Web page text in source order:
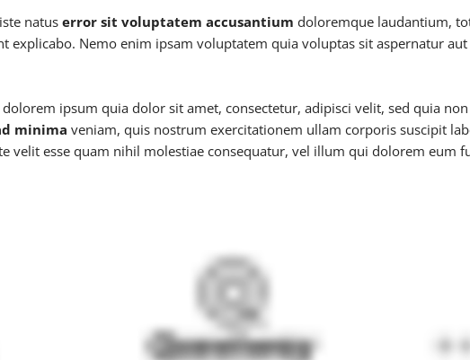
natus error sit voluptatem accusantium doloremque laudantium,
explicabo. Nemo enim ipsam voluptatem quia voluptas sit aspernatur
ipsum quia dolor sit amet, consectetur, adipisci velit, sed quia
minima veniam, quis nostrum exercitationem ullam corporis suscipit
velit esse quam nihil molestiae consequatur, vel illum qui dolorem eum